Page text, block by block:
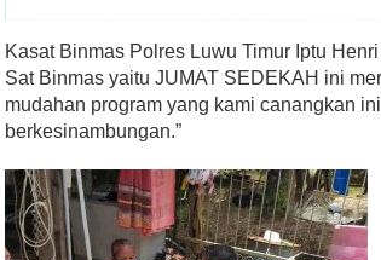
Kasat Binmas Polres Luwu Timur Iptu
Sat Binmas yaitu JUMAT SEDEKAH ini
mudahan program yang kami canangkan
berkesinambungan.”